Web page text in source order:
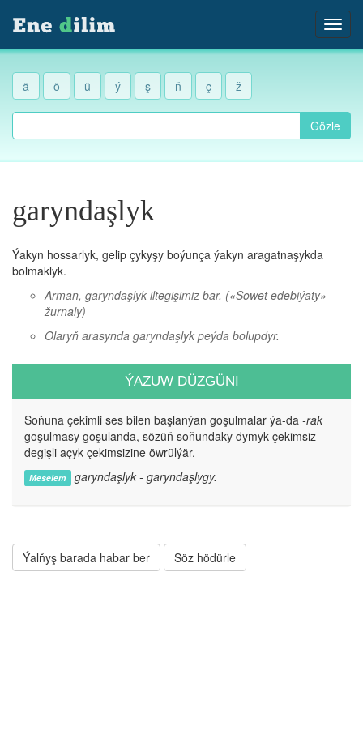
ä ö ü ý ş ň ç ž
Gözle
garyndaşlyk
Ýakyn hossarlyk, gelip çykyşy boýunça ýakyn aragatnaşykda
bolmaklyk.
Arman, garyndaşlyk iltegişimiz bar. («Sowet edebiýaty»
žurnaly)
Olaryň arasynda garyndaşlyk peýda bolupdyr.
ÝAZUW DÜZGÜNI
Soňuna çekimli ses bilen başlanýan goşulmalar ýa-da -rak
goşulmasy goşulanda, sözüň soňundaky dymyk çekimsiz
degişli açyk çekimsizine öwrülýär.
Meselem garyndaşlyk - garyndaşlygy.
Ýalňyş barada habar ber Söz hödürle